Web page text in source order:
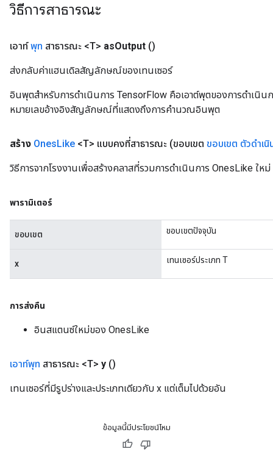
วิธีการสาธารณะ
เอาท์พุท สาธารณะ <T> asOutput ()
ส่งกลับค่าแฮนเดิลสัญลักษณ์ของเทนเซอร์
อินพุตสำหรับการดำเนินการ TensorFlow คือเอาต์พุตของการดำเนิน
หมายเลขอ้างอิงสัญลักษณ์ที่แสดงถึงการคำนวณอินพุต
สร้าง OnesLike <T> แบบคงที่สาธารณะ (ขอบเขต ขอบเขต ตัวดำเนิ
วิธีการจากโรงงานเพื่อสร้างคลาสที่รวมการดำเนินการ OnesLike ใหม่
พารามิเตอร์
ขอบเขต ขอบเขตปัจจุบัน
x เทนเซอร์ประเภท T
การส่งคืน
อินสแตนซ์ใหม่ของ OnesLike
เอาท์พุท สาธารณะ <T> y ()
เทนเซอร์ที่มีรูปร่างและประเภทเดียวกับ x แต่เต็มไปด้วยอัน
ข้อมูลนี้มีประโยชน์ไหม